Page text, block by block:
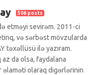
506 posts
etməyi sevirəm. 2011-ci
və sərbəst mövzularda
təxəllüsü ilə yazıram.
az da olsa, faydalana
əlaməti olaraq digərlərinin